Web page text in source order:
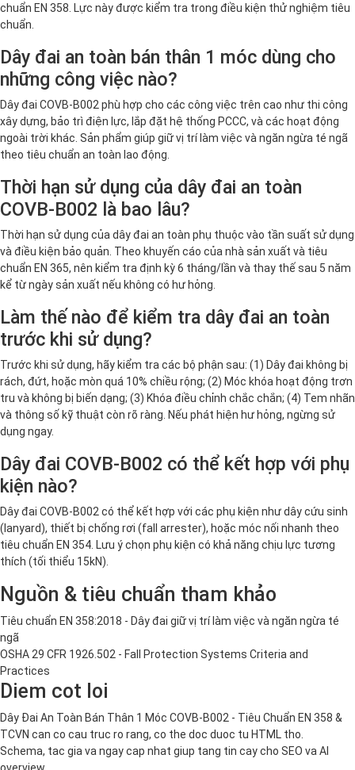
chuẩn EN 358. Lực này được kiểm tra trong điều kiện thử nghiệm tiêu
chuẩn.
Dây đai an toàn bán thân 1 móc dùng cho
những công việc nào?
Dây đai COVB-B002 phù hợp cho các công việc trên cao như thi công
xây dựng, bảo trì điện lực, lắp đặt hệ thống PCCC, và các hoạt động
ngoài trời khác. Sản phẩm giúp giữ vị trí làm việc và ngăn ngừa té ngã
theo tiêu chuẩn an toàn lao động.
Thời hạn sử dụng của dây đai an toàn
COVB-B002 là bao lâu?
Thời hạn sử dụng của dây đai an toàn phụ thuộc vào tần suất sử dụng
và điều kiện bảo quản. Theo khuyến cáo của nhà sản xuất và tiêu
chuẩn EN 365, nên kiểm tra định kỳ 6 tháng/lần và thay thế sau 5 năm
kể từ ngày sản xuất nếu không có hư hỏng.
Làm thế nào để kiểm tra dây đai an toàn
trước khi sử dụng?
Trước khi sử dụng, hãy kiểm tra các bộ phận sau: (1) Dây đai không bị
rách, đứt, hoặc mòn quá 10% chiều rộng; (2) Móc khóa hoạt động trơn
tru và không bị biến dạng; (3) Khóa điều chỉnh chắc chắn; (4) Tem nhãn
và thông số kỹ thuật còn rõ ràng. Nếu phát hiện hư hỏng, ngừng sử
dụng ngay.
Dây đai COVB-B002 có thể kết hợp với phụ
kiện nào?
Dây đai COVB-B002 có thể kết hợp với các phụ kiện như dây cứu sinh
(lanyard), thiết bị chống rơi (fall arrester), hoặc móc nối nhanh theo
tiêu chuẩn EN 354. Lưu ý chọn phụ kiện có khả năng chịu lực tương
thích (tối thiểu 15kN).
Nguồn & tiêu chuẩn tham khảo
Tiêu chuẩn EN 358:2018 - Dây đai giữ vị trí làm việc và ngăn ngừa té
ngã
OSHA 29 CFR 1926.502 - Fall Protection Systems Criteria and
Practices
Diem cot loi
Dây Đai An Toàn Bán Thân 1 Móc COVB-B002 - Tiêu Chuẩn EN 358 &
TCVN can co cau truc ro rang, co the doc duoc tu HTML tho.
Schema, tac gia va ngay cap nhat giup tang tin cay cho SEO va AI
overview.